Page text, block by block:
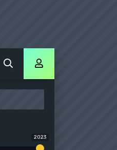
2023